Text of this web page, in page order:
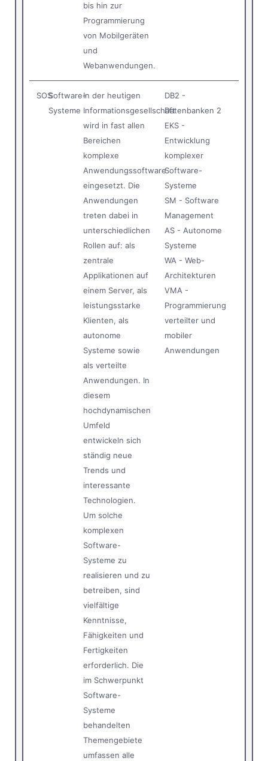
bis hin zur
Programmierung
von Mobilgeräten
und
Webanwendungen.
SOSSoftware-
Systeme
In der heutigen
Informationsgesellschaft
wird in fast allen
Bereichen
komplexe
Anwendungssoftware
eingesetzt. Die
Anwendungen
treten dabei in
unterschiedlichen
Rollen auf: als
zentrale
Applikationen auf
einem Server, als
leistungsstarke
Klienten, als
autonome
Systeme sowie
als verteilte
Anwendungen. In
diesem
hochdynamischen
Umfeld
entwickeln sich
ständig neue
Trends und
interessante
Technologien.
Um solche
komplexen
Software-
Systeme zu
realisieren und zu
betreiben, sind
vielfältige
Kenntnisse,
Fähigkeiten und
Fertigkeiten
erforderlich. Die
im Schwerpunkt
Software-
Systeme
behandelten
Themengebiete
umfassen alle
DB2 -
Datenbanken 2
EKS -
Entwicklung
komplexer
Software-
Systeme
SM - Software
Management
AS - Autonome
Systeme
WA - Web-
Architekturen
VMA -
Programmierung
verteilter und
mobiler
Anwendungen